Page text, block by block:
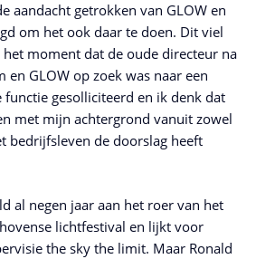
aandacht getrokken van GLOW en
om het ook daar te doen. Dit viel
moment dat de oude directeur na
en GLOW op zoek was naar een
functie gesolliciteerd en ik denk dat
met mijn achtergrond vanuit zowel
bedrijfsleven de doorslag heeft
al negen jaar aan het roer van het
lichtfestival en lijkt voor
the sky the limit. Maar Ronald